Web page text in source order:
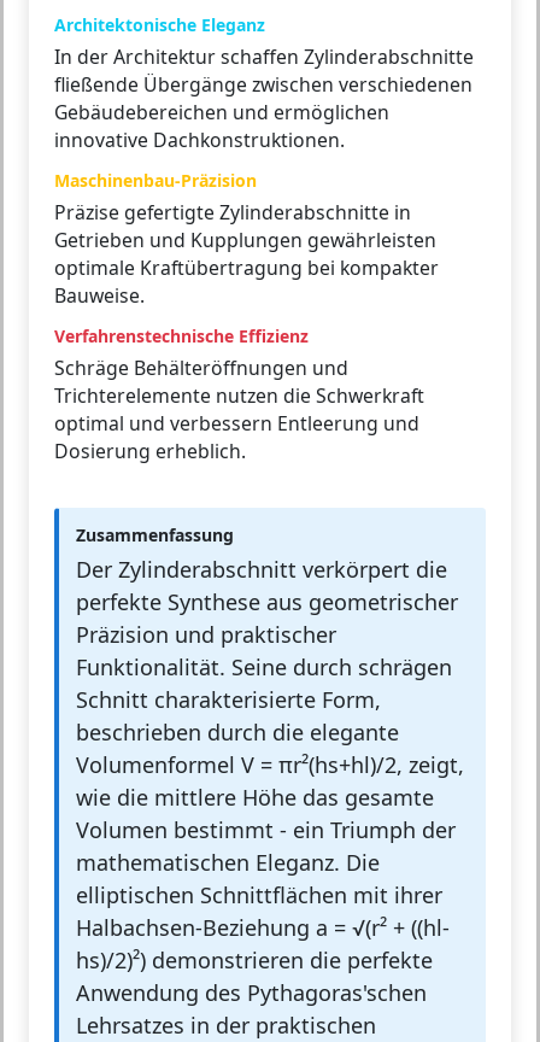
Architektonische Eleganz
In der Architektur schaffen Zylinderabschnitte
fließende Übergänge zwischen verschiedenen
Gebäudebereichen und ermöglichen
innovative Dachkonstruktionen.
Maschinenbau-Präzision
Präzise gefertigte Zylinderabschnitte in
Getrieben und Kupplungen gewährleisten
optimale Kraftübertragung bei kompakter
Bauweise.
Verfahrenstechnische Effizienz
Schräge Behälteröffnungen und
Trichterelemente nutzen die Schwerkraft
optimal und verbessern Entleerung und
Dosierung erheblich.
Zusammenfassung
Der Zylinderabschnitt verkörpert die
perfekte Synthese aus geometrischer
Präzision und praktischer
Funktionalität. Seine durch schrägen
Schnitt charakterisierte Form,
beschrieben durch die elegante
Volumenformel V = πr²(hs+hl)/2, zeigt,
wie die mittlere Höhe das gesamte
Volumen bestimmt - ein Triumph der
mathematischen Eleganz. Die
elliptischen Schnittflächen mit ihrer
Halbachsen-Beziehung a = √(r² + ((hl-
hs)/2)²) demonstrieren die perfekte
Anwendung des Pythagoras'schen
Lehrsatzes in der praktischen